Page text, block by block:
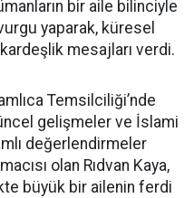
bir aile bilinciyle
yaparak, küresel
mesajları verdi.
Temsilciliği’nde
gelişmeler ve İslami
değerlendirmeler
olan Rıdvan Kaya,
büyük bir ailenin ferdi